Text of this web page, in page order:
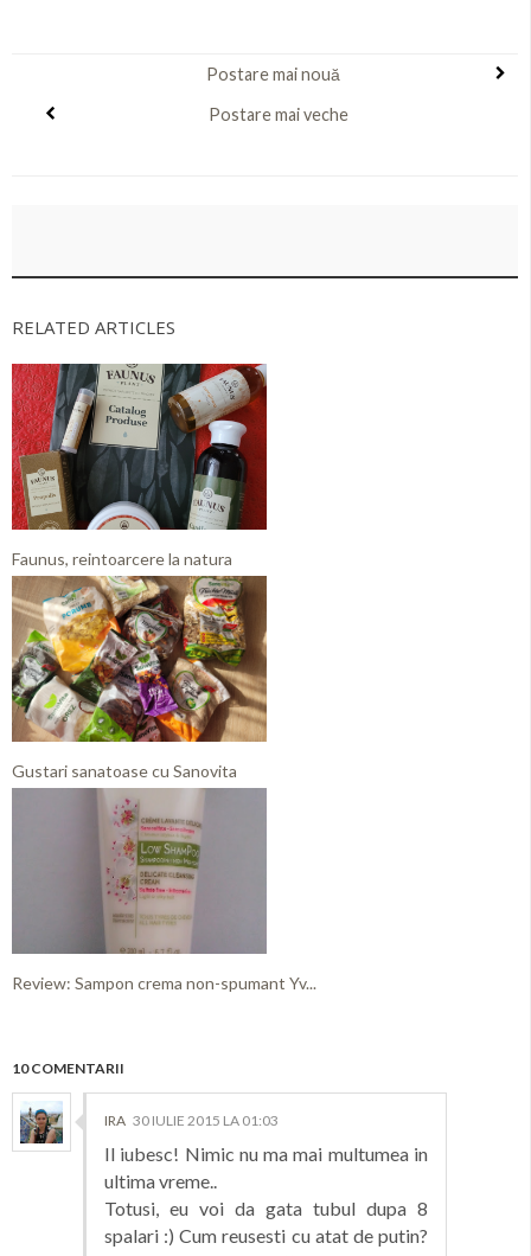
Postare mai nouă
Postare mai veche
RELATED ARTICLES
Faunus, reintoarcere la natura
Gustari sanatoase cu Sanovita
Review: Sampon crema non-spumant Yv...
10 COMENTARII
IRA 30 IULIE 2015 LA 01:03
Il iubesc! Nimic nu ma mai multumea in
ultima vreme..
Totusi, eu voi da gata tubul dupa 8
spalari :) Cum reusesti cu atat de putin?